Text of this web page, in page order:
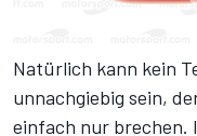
Natürlich kann kein
unnachgiebig sein,
einfach nur brechen.